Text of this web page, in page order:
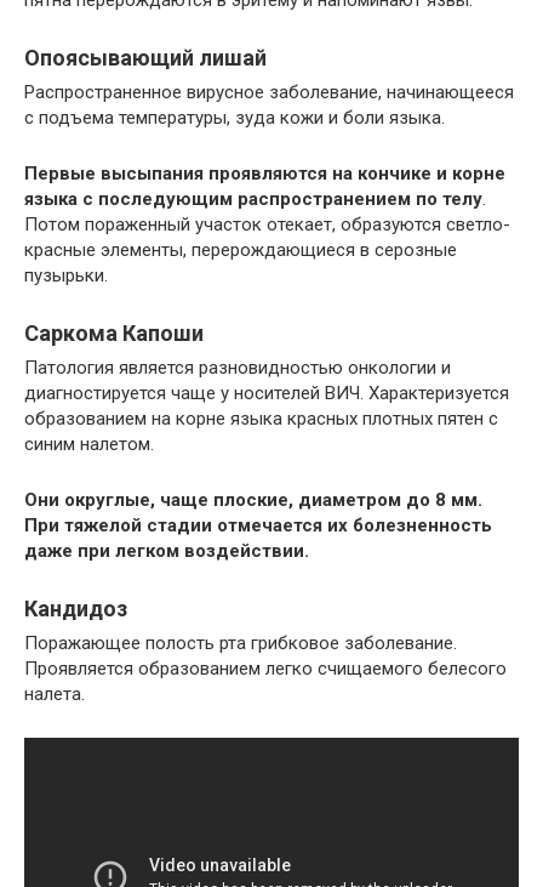
Опоясывающий лишай
Распространенное вирусное заболевание, начинающееся
с подъема температуры, зуда кожи и боли языка.
Первые высыпания проявляются на кончике и корне
языка с последующим распространением по телу.
Потом пораженный участок отекает, образуются светло-
красные элементы, перерождающиеся в серозные
пузырьки.
Саркома Капоши
Патология является разновидностью онкологии и
диагностируется чаще у носителей ВИЧ. Характеризуется
образованием на корне языка красных плотных пятен с
синим налетом.
Они округлые, чаще плоские, диаметром до 8 мм.
При тяжелой стадии отмечается их болезненность
даже при легком воздействии.
Кандидоз
Поражающее полость рта грибковое заболевание.
Проявляется образованием легко счищаемого белесого
налета.